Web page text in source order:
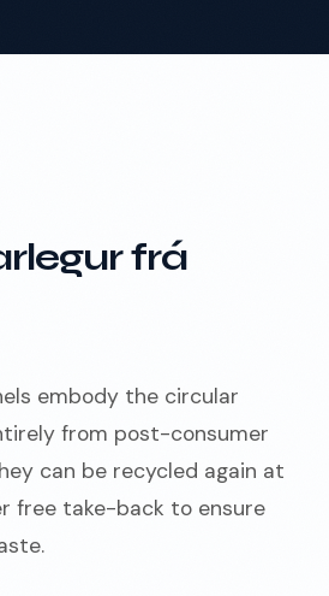
frá
embody the circular
from post-consumer
can be recycled again at
free take-back to ensure